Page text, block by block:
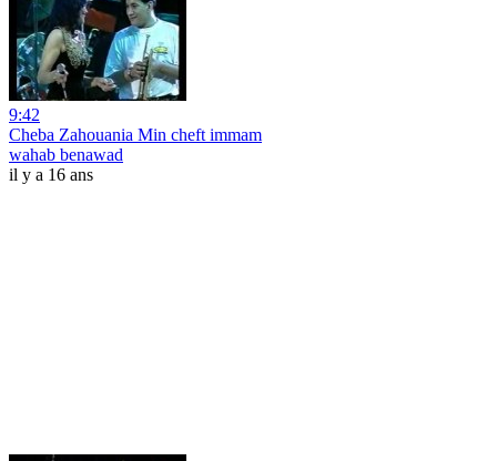
9:42
Cheba Zahouania Min cheft immam
wahab benawad
il y a 16 ans